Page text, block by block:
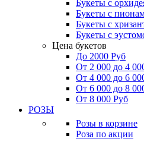
Букеты с
Букеты с
Букеты с
Букеты с
Цена букетов
До 2000 Руб
От 2 000 до 4
От 4 000 до 6
От 6 000 до 8
От 8 000 Руб
РОЗЫ
Розы в корзине
Роза по акции